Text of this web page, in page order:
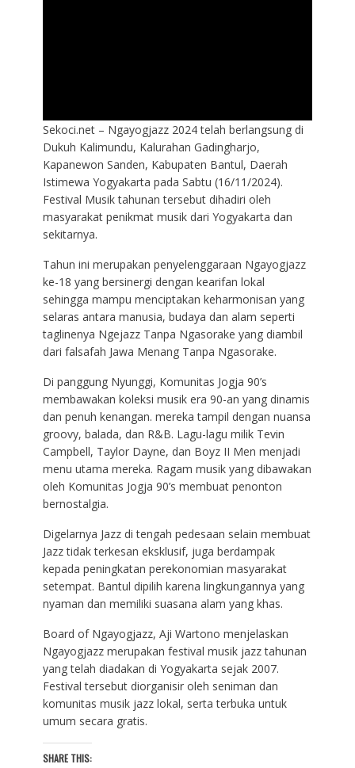
Sekoci.net – Ngayogjazz 2024 telah berlangsung di
Dukuh Kalimundu, Kalurahan Gadingharjo,
Kapanewon Sanden, Kabupaten Bantul, Daerah
Istimewa Yogyakarta pada Sabtu (16/11/2024).
Festival Musik tahunan tersebut dihadiri oleh
masyarakat penikmat musik dari Yogyakarta dan
sekitarnya.
Tahun ini merupakan penyelenggaraan Ngayogjazz
ke-18 yang bersinergi dengan kearifan lokal
sehingga mampu menciptakan keharmonisan yang
selaras antara manusia, budaya dan alam seperti
taglinenya Ngejazz Tanpa Ngasorake yang diambil
dari falsafah Jawa Menang Tanpa Ngasorake.
Di panggung Nyunggi, Komunitas Jogja 90’s
membawakan koleksi musik era 90-an yang dinamis
dan penuh kenangan. mereka tampil dengan nuansa
groovy, balada, dan R&B. Lagu-lagu milik Tevin
Campbell, Taylor Dayne, dan Boyz II Men menjadi
menu utama mereka. Ragam musik yang dibawakan
oleh Komunitas Jogja 90’s membuat penonton
bernostalgia.
Digelarnya Jazz di tengah pedesaan selain membuat
Jazz tidak terkesan eksklusif, juga berdampak
kepada peningkatan perekonomian masyarakat
setempat. Bantul dipilih karena lingkungannya yang
nyaman dan memiliki suasana alam yang khas.
Board of Ngayogjazz, Aji Wartono menjelaskan
Ngayogjazz merupakan festival musik jazz tahunan
yang telah diadakan di Yogyakarta sejak 2007.
Festival tersebut diorganisir oleh seniman dan
komunitas musik jazz lokal, serta terbuka untuk
umum secara gratis.
SHARE THIS: